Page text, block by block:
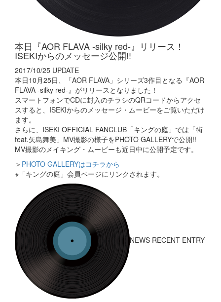
本日『AOR FLAVA -silky red-』リリース！
ISEKIからのメッセージ公開!!
2017/10/25 UPDATE
本日10月25日、「AOR FLAVA」シリーズ3作目となる『AOR
FLAVA -silky red-』がリリースとなりました！
スマートフォンでCDに封入のチラシのQRコードからアクセ
スすると、ISEKIからのメッセージ・ムービーをご覧いただけ
ます。
さらに、ISEKI OFFICIAL FANCLUB「キングの庭」では「街
feat.矢島舞美」MV撮影の様子をPHOTO GALLERYで公開!!
MV撮影のメイキング・ムービーも近日中に公開予定です。
＞ PHOTO GALLERYはコチラから
※「キングの庭」会員ページにリンクされます。
NEWS RECENT ENTRY